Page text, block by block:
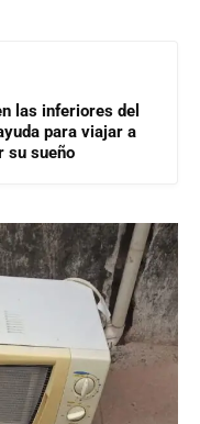
las inferiores del
para viajar a
su sueño